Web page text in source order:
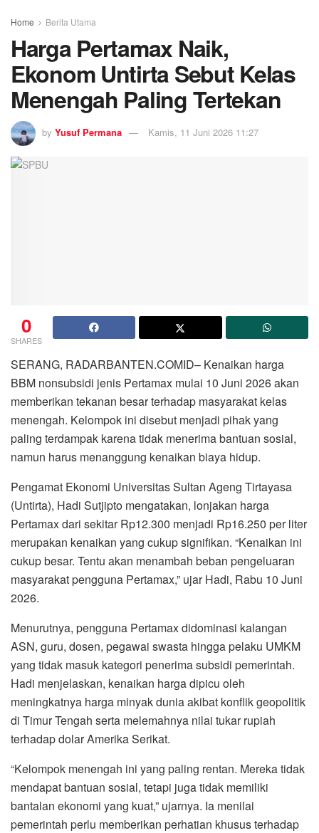
Home Berita Utama
Harga Pertamax Naik,
Ekonom Untirta Sebut Kelas
Menengah Paling Tertekan
by Yusuf Permana Kamis, 11 Juni 2026 11:27
0
SHARES
SERANG, RADARBANTEN.COMID– Kenaikan harga
BBM nonsubsidi jenis Pertamax mulai 10 Juni 2026 akan
memberikan tekanan besar terhadap masyarakat kelas
menengah. Kelompok ini disebut menjadi pihak yang
paling terdampak karena tidak menerima bantuan sosial,
namun harus menanggung kenaikan biaya hidup.
Pengamat Ekonomi Universitas Sultan Ageng Tirtayasa
(Untirta), Hadi Sutjipto mengatakan, lonjakan harga
Pertamax dari sekitar Rp12.300 menjadi Rp16.250 per liter
merupakan kenaikan yang cukup signifikan. “Kenaikan ini
cukup besar. Tentu akan menambah beban pengeluaran
masyarakat pengguna Pertamax,” ujar Hadi, Rabu 10 Juni
2026.
Menurutnya, pengguna Pertamax didominasi kalangan
ASN, guru, dosen, pegawai swasta hingga pelaku UMKM
yang tidak masuk kategori penerima subsidi pemerintah.
Hadi menjelaskan, kenaikan harga dipicu oleh
meningkatnya harga minyak dunia akibat konflik geopolitik
di Timur Tengah serta melemahnya nilai tukar rupiah
terhadap dolar Amerika Serikat.
“Kelompok menengah ini yang paling rentan. Mereka tidak
mendapat bantuan sosial, tetapi juga tidak memiliki
bantalan ekonomi yang kuat,” ujarnya. Ia menilai
pemerintah perlu memberikan perhatian khusus terhadap